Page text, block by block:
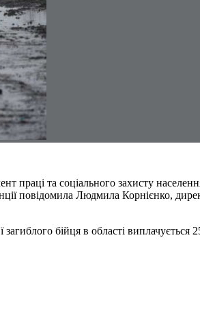
та соціального захисту
повідомила Людмила Корнієнко,
бійця в області